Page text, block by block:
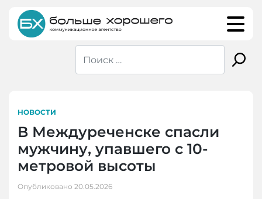
content
НОВОСТИ
В Междуреченске спасли
мужчину, упавшего с 10-
метровой высоты
Опубликовано 20.05.2026